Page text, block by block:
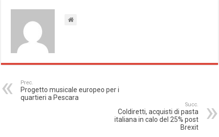
Prec.
Progetto musicale europeo per i
quartieri a Pescara
Succ.
Coldiretti, acquisti di pasta
italiana in calo del 25% post
Brexit